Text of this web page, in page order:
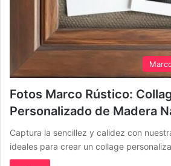
Fotos Marco Rústico:
Personalizado de Madera
Captura la sencillez y calidez con
ideales para crear un collage